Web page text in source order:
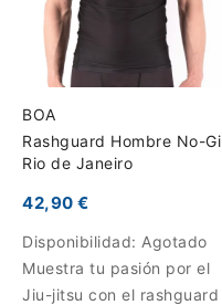
BOA
Rashguard Hombre No-Gi
Rio de Janeiro
42,90 €
Disponibilidad: Agotado
Muestra tu pasión por el
Jiu-jitsu con el rashguard